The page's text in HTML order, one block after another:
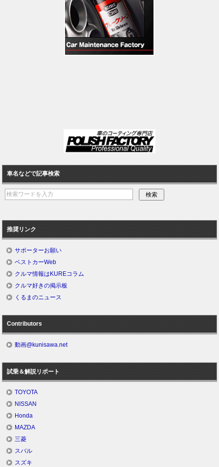
車名などで記事検索
推奨リンク
サポーターお願い
ベストカーWeb
クルマ情報はKUREコラム
クルマ好きの掲示板
くるまのニュース
Contributors
動画@kunisawa.net
試乗＆解説リポート
TOYOTA
NISSAN
Honda
MAZDA
三菱
スバル
スズキ